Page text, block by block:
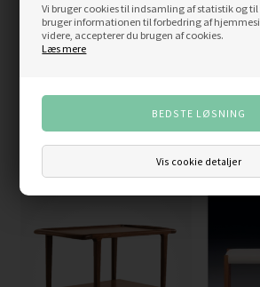
Vi bruger cookies til indsamling af statistik og
bruger informationen til forbedring af
videre, accepterer du brugen af cookies.
Læs mere
Vis cookie detaljer
J.L.MØLLER MODEL 80
Eg/læder
8.900,00